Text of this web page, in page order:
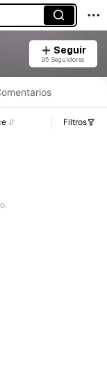
Seguir
95 Seguidores
Filtros